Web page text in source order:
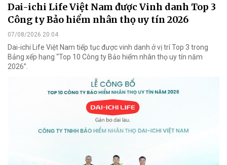
Dai-ichi Life Việt Nam được Vinh danh Top 3
Công ty Bảo hiểm nhân thọ uy tín 2026
07/08/2026 20:04
Dai-ichi Life Việt Nam tiếp tục được vinh danh ở vị trí Top 3 trong
Bảng xếp hạng “Top 10 Công ty Bảo hiểm nhân thọ uy tín năm
2026”.